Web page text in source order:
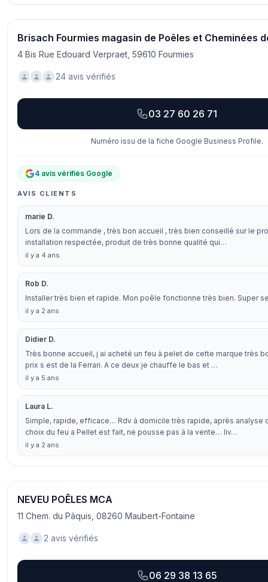
Brisach Fourmies magasin de Poêles et Cheminées
4 Bis Rue Edouard Verpraet, 59610 Fourmies
24 avis vérifiés
03 27 60 26 71
Numéro issu de la fiche Google Business Profile.
4 avis vérifiés Google
AVIS CLIENTS
marie D.
Lors de la commande , très bon accueil , très bien conseillé sur le
installation respectée, produit de très bonne qualité qui…
il y a 4 ans
Rob D.
Installer très bien et rapide. Mon poêle fonctionne très bien. Super
il y a 2 ans
Didier D.
Très bonne accueil, j ai acheté un feu à pelet de cette marque très
prix s est de la Ferrari. A ce deux je chauffe le bas et …
il y a 5 ans
Laura L.
Simple, rapide, efficace… Rdv à domicile très rapide, après analyse
choix du feu a Pellet est fait, ne pousse pas à la vente… liv…
il y a 2 ans
NEVEU POÊLES MCA
11 Chem. du Pâquis, 08260 Maubert-Fontaine
2 avis vérifiés
06 29 38 13 65